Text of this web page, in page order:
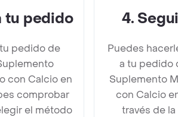
tu pedido
pedido de
con Calcio en
comprobar
el método
4.
Puedes
a tu pedido
Suplemento
con Calcio
través de